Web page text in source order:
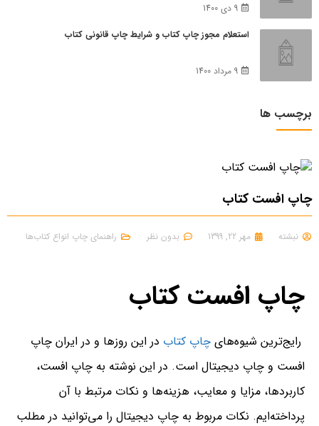
9 دی 1400
استعلام مجوز چاپ کتاب و شرایط چاپ قانونی کتاب
9 مرداد 1400
برچسب ها
چاپ افست کتاب
نبشته مهر 22, 1399 بدون نظر راهنمای چاپ انواع کتاب‌ها
چاپ افست کتاب
رایج‌ترین شیوه‌های چاپ کتابدر این روزها و در ایران چاپ
افست و چاپ دیجیتال است. در این نوشته به چاپ افست،
کاربردها، مزایا و معایب، هزینه‌ها و نکات مرتبط با آن
پرداخته‌ایم. نکات مربوط به چاپ دیجیتال را می‌توانید در مطلب